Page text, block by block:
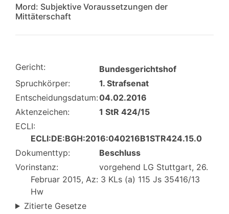
Mord: Subjektive Voraussetzungen der
Mittäterschaft
Gericht:
Bundesgerichtshof
Spruchkörper:
1. Strafsenat
Entscheidungsdatum:04.02.2016
Aktenzeichen:
1 StR 424/15
ECLI:
ECLI:DE:BGH:2016:040216B1STR424.15.0
Dokumenttyp:
Beschluss
Vorinstanz:
vorgehend LG Stuttgart, 26.
Februar 2015, Az: 3 KLs (a) 115 Js 35416/13
Hw
Zitierte Gesetze